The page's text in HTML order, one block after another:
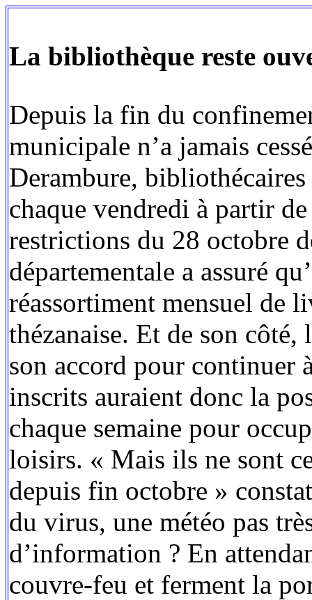
La bibliothèque reste
‌Depuis la fin du
municipale n’a jamais
Derambure,
chaque vendredi à partir
restrictions du 28 octobre
départementale a assuré
réassortiment mensuel de
thézanaise. Et de son
son accord pour continuer
inscrits auraient donc la
chaque semaine pour
loisirs. « Mais ils ne sont
depuis fin octobre »
du virus, une météo pas
d’information ? En
couvre-feu et ferment la